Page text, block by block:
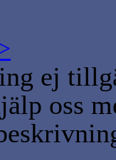
ej
oss